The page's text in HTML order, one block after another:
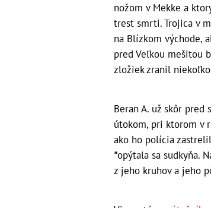
nožom v Mekke a
trest smrti. Trojica v
na Blízkom východe,
pred Veľkou mešitou
zložiek zranil
Beran A. už skôr
útokom, pri ktorom v
ako ho polícia
"opýtala sa sudkyňa.
z jeho kruhov a jeho